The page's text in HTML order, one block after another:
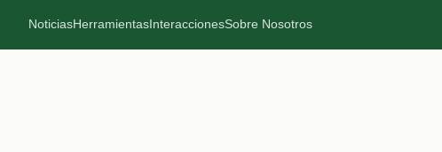
NoticiasHerramientas InteraccionesSobre Nosotros